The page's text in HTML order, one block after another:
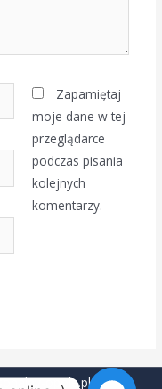
Zapamiętaj
moje dane w tej
przeglądarce
podczas pisania
kolejnych
komentarzy.
opole.pl